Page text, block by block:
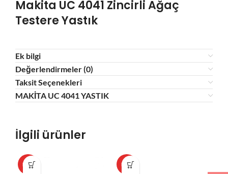
Makita UC 4041 Zincirli Ağaç
TestereYastık
Ek bilgi
Değerlendirmeler (0)
Taksit Seçenekleri
MAKİTA UC 4041 YASTIK
İlgili ürünler
HOT HOT